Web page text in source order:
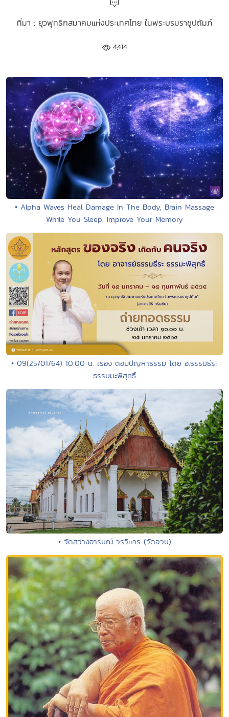
ที่มา : ยุวพุทธิกสมาคมแห่งประเทศไทย ในพระบรมราชูปถัมภ์
4,414
• Alpha Waves Heal Damage In The Body, Brain Massage
While You Sleep, Improve Your Memory
• 09(25/01/64) 10.00 น. เรื่อง ตอบปัญหาธรรม โดย อ.ธรรมธีระ
ธรรมมะพิสุทธิ์
• วัดสว่างอารมณ์ วรวิหาร (วัดจวน)